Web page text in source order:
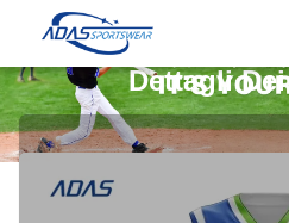
Dettagli